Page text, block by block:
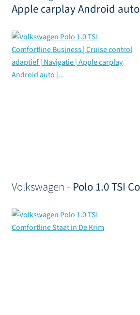
Apple carplay Android
Volkswagen - Polo 1.0 TSI